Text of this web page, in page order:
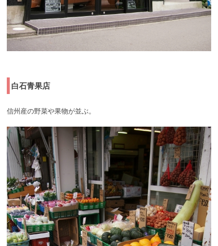
白石青果店
信州産の野菜や果物が並ぶ。